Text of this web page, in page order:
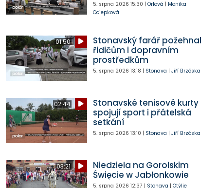
5. srpna 2026 15:30 | Orlová | Monika
Ociepková
01:50
Stonavský farář požehnal
řidičům i dopravním
prostředkům
5. srpna 2026 13:18 | Stonava | Jiří Brzóska
02:44
Stonavské tenisové kurty
spojují sport i přátelská
setkání
5. srpna 2026 13:10 | Stonava | Jiří Brzóska
03:21
Niedziela na Gorolskim
Święcie w Jabłonkowie
5. srpna 2026 12:37 | Stonava | Otýlie